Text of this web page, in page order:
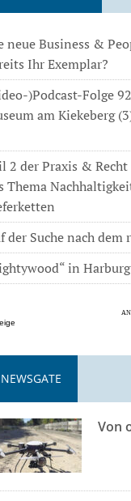
neue Business &
Ihr Exemplar?
)Podcast-Folge
am Kiekeberg
2 der Praxis &
Thema
der Suche nach dem
in Harburg
NEWSGATE
Von